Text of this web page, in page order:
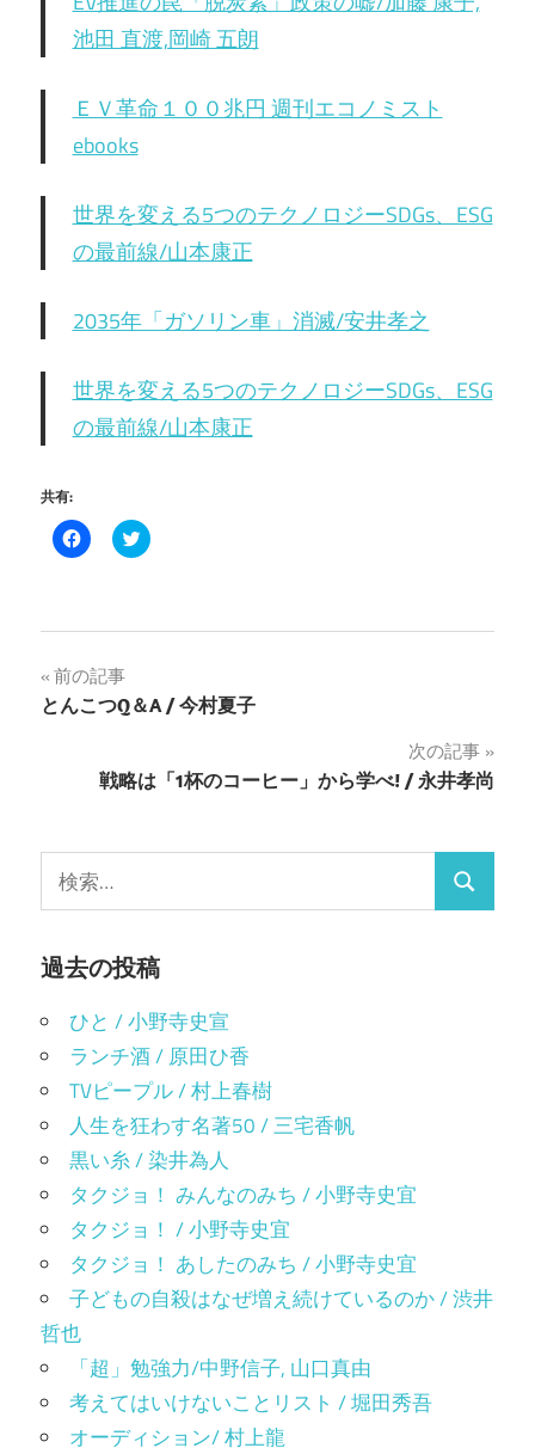
池田 直渡,岡崎 五朗
ＥＶ革命１００兆円 週刊エコノミスト
ebooks
世界を変える5つのテクノロジーSDGs、ESG
の最前線/山本康正
2035年「ガソリン車」消滅/安井孝之
世界を変える5つのテクノロジーSDGs、ESG
の最前線/山本康正
共有:
Facebook
で
に
リ
ッ
ク
ィ
ン
ド
開
き
ま
ク
リ
Twitter
し
ン
ド
投
稿
ゲ
ー
シ
ョ
ン
前の記事
とんこつQ＆A / 今村夏子
次の記事
戦略は「1杯のコーヒー」から学べ! / 永井孝尚
索:
検
過去の投稿
ひと / 小野寺史宣
ランチ酒 / 原田ひ香
TVピープル / 村上春樹
人生を狂わす名著50 / 三宅香帆
黒い糸 / 染井為人
タクジョ！ みんなのみち / 小野寺史宜
タクジョ！ / 小野寺史宜
タクジョ！ あしたのみち / 小野寺史宜
子どもの自殺はなぜ増え続けているのか / 渋井
哲也
「超」勉強力/中野信子, 山口真由
考えてはいけないことリスト / 堀田秀吾
オーディション/ 村上龍